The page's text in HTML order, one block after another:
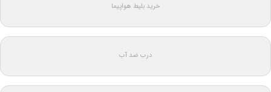
خرید بلیط هواپیما
درب ضد آب